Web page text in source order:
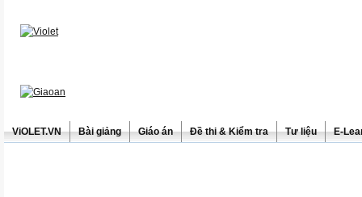
ViOLET.VN Bài giảng Giáo án Đề thi & Kiểm tra Tư liệu E-